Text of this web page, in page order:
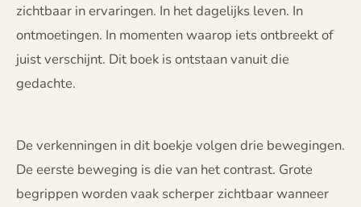
zichtbaar in ervaringen. In het dagelijks leven. In
ontmoetingen. In momenten waarop iets ontbreekt of
juist verschijnt. Dit boek is ontstaan vanuit die
gedachte.
De verkenningen in dit boekje volgen drie bewegingen.
De eerste beweging is die van het contrast. Grote
begrippen worden vaak scherper zichtbaar wanneer